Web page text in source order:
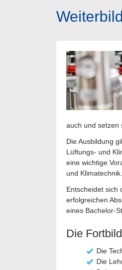
auch und setzen
Die Ausbildung
Lüftungs- und
eine wichtige
und Klimatechnik.
Entscheidet sich
erfolgreichen
eines Bachelor-
Die
Die
Die